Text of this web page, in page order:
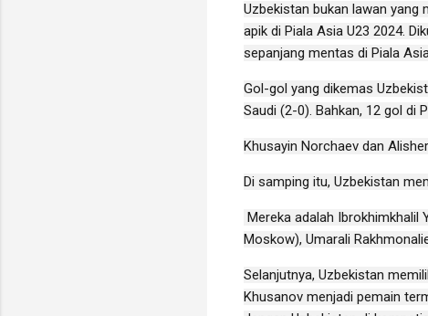
Uzbekistan bukan lawan yang
apik di Piala Asia U23 2024.
sepanjang mentas di Piala
Gol-gol yang dikemas
Saudi (2-0). Bahkan, 12 gol di
Khusayin Norchaev dan
Di samping itu, Uzbekistan
Mereka adalah Ibrokhimkhalil
Moskow), Umarali
Selanjutnya, Uzbekistan
Khusanov menjadi pemain